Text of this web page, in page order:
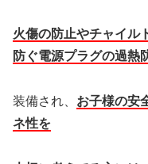
火傷の防止やチャイル
防ぐ電源プラグの過熱
装備され、 お子様の安
ネ性を